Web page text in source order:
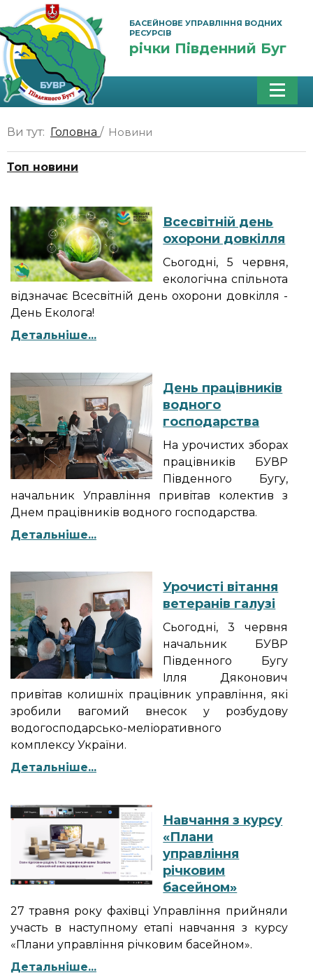
БАСЕЙНОВЕ УПРАВЛІННЯ ВОДНИХ
РЕСУРСІВ
річки Південний Буг
Ви тут: Головна / Новини
Топ новини
Всесвітній день
охорони довкілля
Сьогодні, 5 червня,
екологічна спільнота
відзначає Всесвітній день охорони довкілля -
День Еколога!
Детальніше...
День працівників
водного
господарства
На урочистих зборах
працівників БУВР
Південного Бугу,
начальник Управління привітав колектив з
Днем працівників водного господарства.
Детальніше...
Урочисті вітання
ветеранів галузі
Сьогодні, 3 червня
начальник БУВР
Південного Бугу
Ілля Дяконович
привітав колишніх працівник управління, які
зробили вагомий внесок у розбудову
водогосподарсько-меліоративного
комплексу України.
Детальніше...
Навчання з курсу
«Плани
управління
річковим
басейном»
27 травня року фахівці Управління прийняли
участь в наступному етапі навчання з курсу
«Плани управління річковим басейном».
Детальніше...